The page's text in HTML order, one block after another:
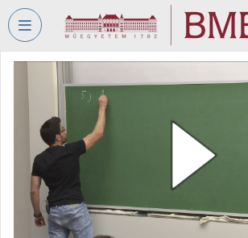
Fejléc kihagyása Menü kihagyása Tartalom kihagyása
VIDEO
BUDAPESTI
MŰSZAKI
GAZDASÁGTUDOMÁNYI
EGYETEM
Intézményi kezdőlap